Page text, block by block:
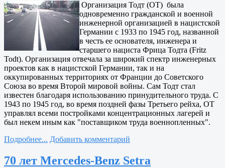
Организация Тодт (OT) была
одновременно гражданской и военной
инженерной организацией в нацистской
Германии с 1933 по 1945 год, названной
в честь ее основателя, инженера и
старшего нациста Фрица Тодта (Fritz
Todt). Организация отвечала за широкий спектр инженерных
проектов как в нацистской Германии, так и на
оккупированных территориях от Франции до Советского
Союза во время Второй мировой войны. Сам Тодт стал
известен благодаря использованию принудительного труда. С
1943 по 1945 год, во время поздней фазы Третьего рейха, OT
управлял всеми постройками концентрационных лагерей и
был некем иным как "поставщиком труда военнопленных".
Подробнее... Добавить комментарий
70 лет Mercedes-Benz Setra